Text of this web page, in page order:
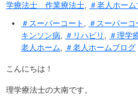
学療法士 作業療法士, ＃老人ホー
＃スーパーコート , ＃スーパー
キンソン病, ＃リハビリ , ＃理学
老人ホーム, ＃老人ホームブログ
こんにちは！
理学療法士の大南です。